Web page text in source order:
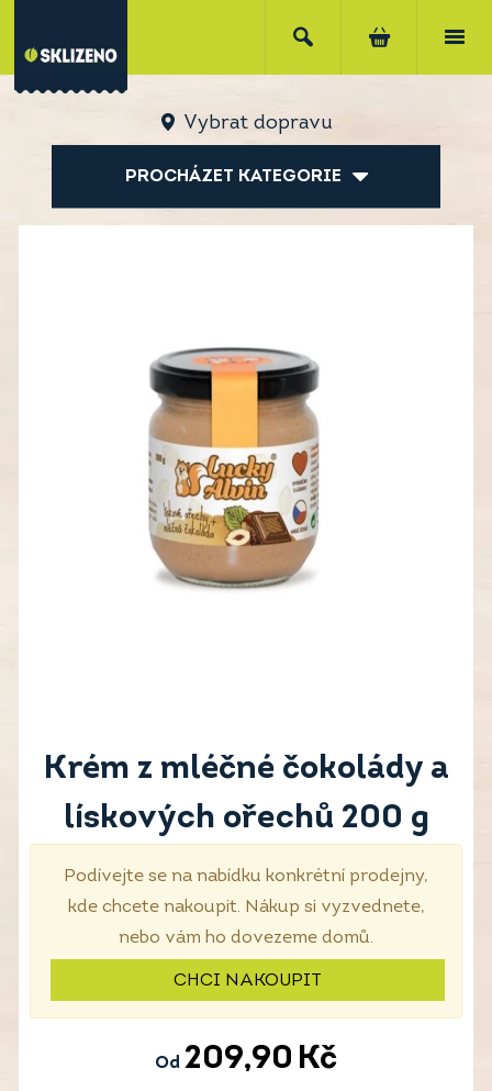
Vybrat dopravu
PROCHÁZET KATEGORIE
Krém z mléčné čokolády a
lískových ořechů 200 g
Podívejte se na nabídku konkrétní prodejny,
kde chcete nakoupit. Nákup si vyzvednete,
nebo vám ho dovezeme domů.
CHCI NAKOUPIT
Od 209,90 Kč